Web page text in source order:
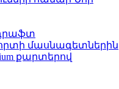
մասնագետներին
քարտերով